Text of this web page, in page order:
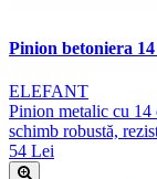
Pinion betoniera
ELEFANT
Pinion metalic cu
schimb robustă,
54 Lei